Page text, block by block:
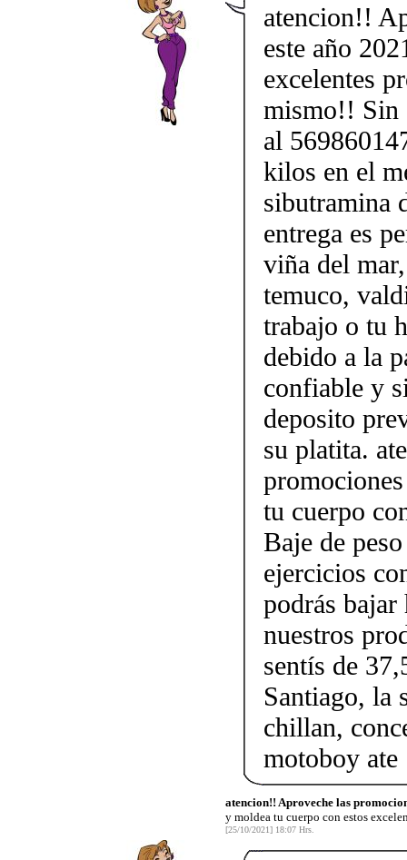
atencion!!
este año
excelentes
mismo!! Sin
al
kilos en el
sibutramina
entrega es
viña del
temuco,
trabajo o tu
debido a la
confiable y
deposito
su platita.
tu cuerpo
Baje de
ejercicios
podrás bajar
nuestros
sentís de
Santiago, la
chillan,
motoboy ate
atencion!! Aproveche las
y moldea tu cuerpo con estos
[25/10/2021] 18:07 Hrs.